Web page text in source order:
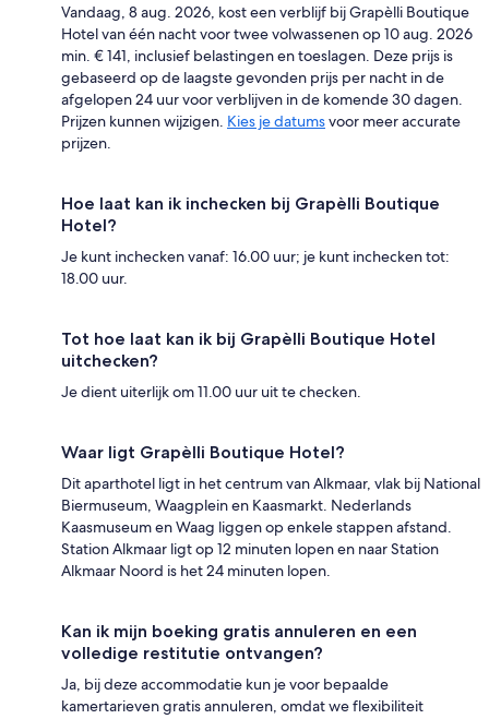
Vandaag, 8 aug. 2026, kost een verblijf bij Grapèlli Boutique
Hotel van één nacht voor twee volwassenen op 10 aug. 2026
min. € 141, inclusief belastingen en toeslagen. Deze prijs is
gebaseerd op de laagste gevonden prijs per nacht in de
afgelopen 24 uur voor verblijven in de komende 30 dagen.
Prijzen kunnen wijzigen. Kies je datumsvoor meer accurate
prijzen.
Hoe laat kan ik inchecken bij Grapèlli Boutique
Hotel?
Je kunt inchecken vanaf: 16.00 uur; je kunt inchecken tot:
18.00 uur.
Tot hoe laat kan ik bij Grapèlli Boutique Hotel
uitchecken?
Je dient uiterlijk om 11.00 uur uit te checken.
Waar ligt Grapèlli Boutique Hotel?
Dit aparthotel ligt in het centrum van Alkmaar, vlak bij National
Biermuseum, Waagplein en Kaasmarkt. Nederlands
Kaasmuseum en Waag liggen op enkele stappen afstand.
Station Alkmaar ligt op 12 minuten lopen en naar Station
Alkmaar Noord is het 24 minuten lopen.
Kan ik mijn boeking gratis annuleren en een
volledige restitutie ontvangen?
Ja, bij deze accommodatie kun je voor bepaalde
kamertarieven gratis annuleren, omdat we flexibiliteit